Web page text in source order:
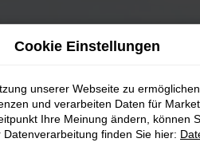
Cookie Einstellungen
unserer Webseite zu
und verarbeiten Daten für
Ihre Meinung ändern, können
finden Sie hier: